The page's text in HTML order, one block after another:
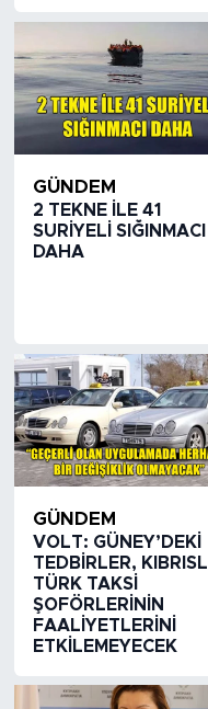
GÜNDEM
2 TEKNE İLE 41
SURİYELİ SIĞINMACI
DAHA
GÜNDEM
VOLT: GÜNEY’DEKİ
TEDBİRLER, KIBRISLI
TÜRK TAKSİ
ŞOFÖRLERİNİN
FAALİYETLERİNİ
ETKİLEMEYECEK